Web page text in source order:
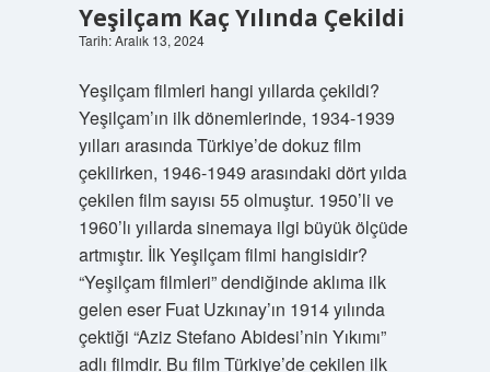
Yeşilçam Kaç Yılında Çekildi
Tarih: Aralık 13, 2024
Yeşilçam filmleri hangi yıllarda çekildi?
Yeşilçam’ın ilk dönemlerinde, 1934-1939
yılları arasında Türkiye’de dokuz film
çekilirken, 1946-1949 arasındaki dört yılda
çekilen film sayısı 55 olmuştur. 1950’li ve
1960’lı yıllarda sinemaya ilgi büyük ölçüde
artmıştır. İlk Yeşilçam filmi hangisidir?
“Yeşilçam filmleri” dendiğinde aklıma ilk
gelen eser Fuat Uzkınay’ın 1914 yılında
çektiği “Aziz Stefano Abidesi’nin Yıkımı”
adlı filmdir. Bu film Türkiye’de çekilen ilk